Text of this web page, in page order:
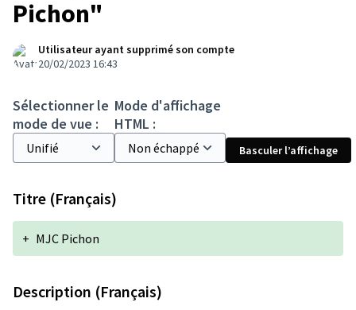
Pichon"
Utilisateur ayant supprimé son compte
20/02/2023 16:43
Sélectionner le
mode de vue :
Mode d'affichage
HTML :
Basculer l’affichage
Titre (Français)
+ MJC Pichon
Description (Français)